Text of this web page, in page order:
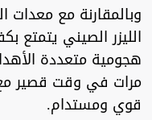
وبالمقارنة مع معدات
الليزر الصيني يتمتع
هجومية متعددة
مرات في وقت قصير
قوي ومستدام.